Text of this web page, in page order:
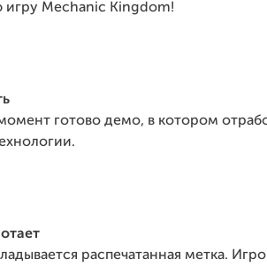
игру Mechanic Kingdom!
готово демо, в котором
распечатанная метка.